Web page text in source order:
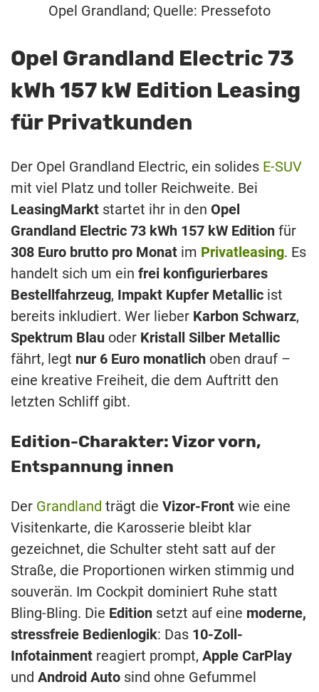
Opel Grandland; Quelle: Pressefoto
Opel Grandland Electric 73
kWh 157 kW Edition Leasing
für Privatkunden
Der Opel Grandland Electric, ein solides E-SUV
mit viel Platz und toller Reichweite. Bei
LeasingMarkt startet ihr in den Opel
Grandland Electric 73 kWh 157 kW Edition für
308 Euro brutto pro Monat im Privatleasing. Es
handelt sich um ein frei konfigurierbares
Bestellfahrzeug, Impakt Kupfer Metallic ist
bereits inkludiert. Wer lieber Karbon Schwarz,
Spektrum Blau oder Kristall Silber Metallic
fährt, legt nur 6 Euro monatlich oben drauf –
eine kreative Freiheit, die dem Auftritt den
letzten Schliff gibt.
Edition-Charakter: Vizor vorn,
Entspannung innen
Der Grandland trägt die Vizor-Front wie eine
Visitenkarte, die Karosserie bleibt klar
gezeichnet, die Schulter steht satt auf der
Straße, die Proportionen wirken stimmig und
souverän. Im Cockpit dominiert Ruhe statt
Bling-Bling. Die Edition setzt auf eine moderne,
stressfreie Bedienlogik: Das 10-Zoll-
Infotainment reagiert prompt, Apple CarPlay
und Android Auto sind ohne Gefummel